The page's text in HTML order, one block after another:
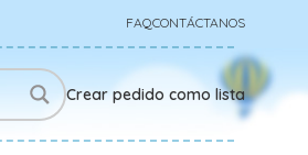
FAQCONTÁCTANOS
Crear pedido como lista